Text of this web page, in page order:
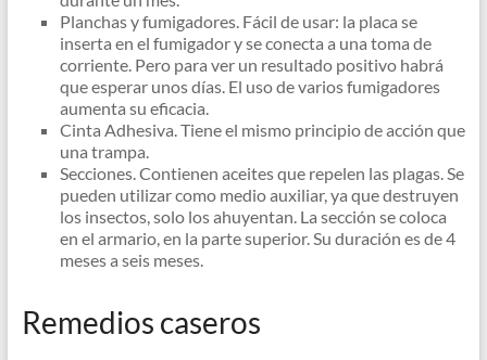
Planchas y fumigadores. Fácil de usar: la placa se
inserta en el fumigador y se conecta a una toma de
corriente. Pero para ver un resultado positivo habrá
que esperar unos días. El uso de varios fumigadores
aumenta su eficacia.
Cinta Adhesiva. Tiene el mismo principio de acción que
una trampa.
Secciones. Contienen aceites que repelen las plagas. Se
pueden utilizar como medio auxiliar, ya que destruyen
los insectos, solo los ahuyentan. La sección se coloca
en el armario, en la parte superior. Su duración es de 4
meses a seis meses.
Remedios caseros